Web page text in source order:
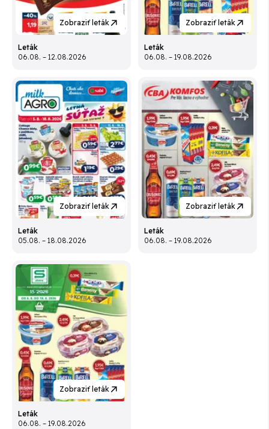
Zobraziť leták
Leták
06.08. – 12.08.2026
Zobraziť leták
Leták
06.08. – 19.08.2026
Zobraziť leták
Leták
05.08. – 18.08.2026
Zobraziť leták
Leták
06.08. – 19.08.2026
Zobraziť leták
Leták
06.08. – 19.08.2026